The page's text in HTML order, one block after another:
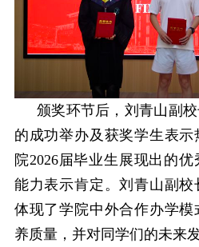
颁奖环节后，刘青山副
的成功举办及获奖学生表
院2026届毕业生展现出的优
能力表示肯定 。刘青山副
体现了学院中外合作办学
养质量，并对同学们的未来